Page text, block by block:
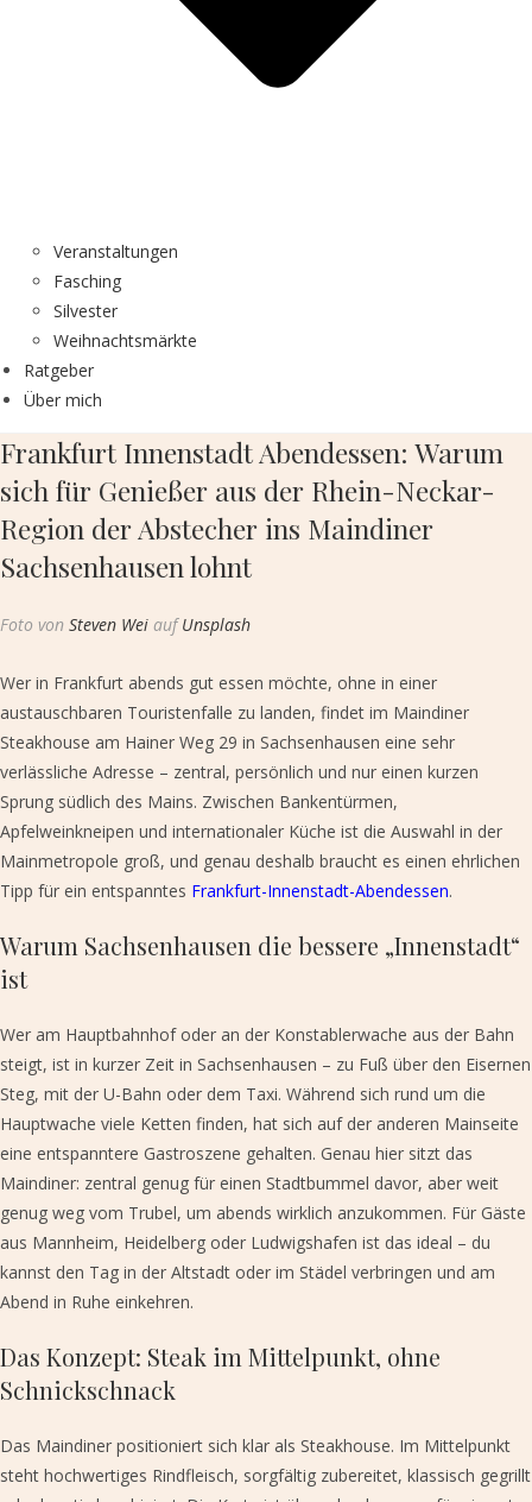
Veranstaltungen
Fasching
Silvester
Weihnachtsmärkte
Ratgeber
Über mich
Frankfurt Innenstadt Abendessen: Warum
sich für Genießer aus der Rhein-Neckar-
Region der Abstecher ins Maindiner
Sachsenhausen lohnt
Foto von Steven Wei aufUnsplash
Wer in Frankfurt abends gut essen möchte, ohne in einer
austauschbaren Touristenfalle zu landen, findet im Maindiner
Steakhouse am Hainer Weg 29 in Sachsenhausen eine sehr
verlässliche Adresse – zentral, persönlich und nur einen kurzen
Sprung südlich des Mains. Zwischen Bankentürmen,
Apfelweinkneipen und internationaler Küche ist die Auswahl in der
Mainmetropole groß, und genau deshalb braucht es einen ehrlichen
Tipp für ein entspanntes Frankfurt-Innenstadt-Abendessen.
Warum Sachsenhausen die bessere „Innenstadt“
ist
Wer am Hauptbahnhof oder an der Konstablerwache aus der Bahn
steigt, ist in kurzer Zeit in Sachsenhausen – zu Fuß über den Eisernen
Steg, mit der U-Bahn oder dem Taxi. Während sich rund um die
Hauptwache viele Ketten finden, hat sich auf der anderen Mainseite
eine entspanntere Gastroszene gehalten. Genau hier sitzt das
Maindiner: zentral genug für einen Stadtbummel davor, aber weit
genug weg vom Trubel, um abends wirklich anzukommen. Für Gäste
aus Mannheim, Heidelberg oder Ludwigshafen ist das ideal – du
kannst den Tag in der Altstadt oder im Städel verbringen und am
Abend in Ruhe einkehren.
Das Konzept: Steak im Mittelpunkt, ohne
Schnickschnack
Das Maindiner positioniert sich klar als Steakhouse. Im Mittelpunkt
steht hochwertiges Rindfleisch, sorgfältig zubereitet, klassisch gegrillt